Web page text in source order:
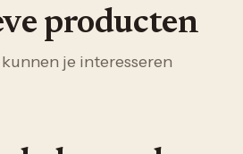
producten
je interesseren